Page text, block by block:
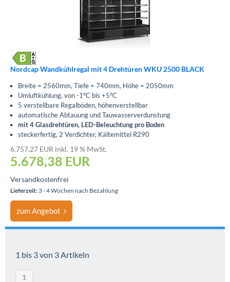
Nordcap Wandkühlregal mit 4 Drehtüren WKU 2500 BLACK
Breite = 2560mm, Tiefe = 740mm, Höhe = 2050mm
Umluftkühlung, von -1°C bis +5°C
5 verstellbare Regalböden, höhenverstellbar
automatische Abtauung und Tauwasserverdunstung
mit 4 Glasdrehtüren, LED-Beleuchtung pro Boden
steckerfertig, 2 Verdichter, Kältemittel R290
6.757,27 EUR inkl. 19 % MwSt.
5.678,38 EUR
Versandkostenfrei
Lieferzeit: 3 - 4 Wochen nach Bezahlung
zum Angebot
1 bis 3 von 3 Artikeln
1